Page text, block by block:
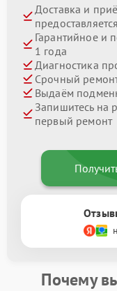
Доставка и
Гарантийное и
1 года
Диагностика
Срочный
Выдаём
Запишитесь на
первый ремонт
Почему